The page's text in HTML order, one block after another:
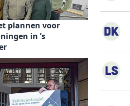
plannen voor
in ’s